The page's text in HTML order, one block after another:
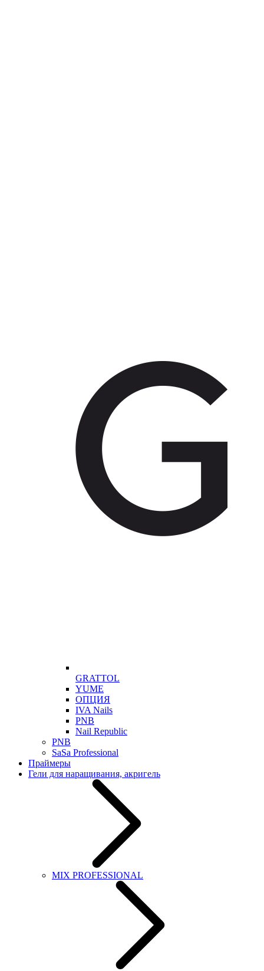
GRATTOL
YUME
ОПЦИЯ
IVA Nails
PNB
Nail Republic
PNB
SaSa Professional
Праймеры
Гели для наращивания, акригель
MIX PROFESSIONAL